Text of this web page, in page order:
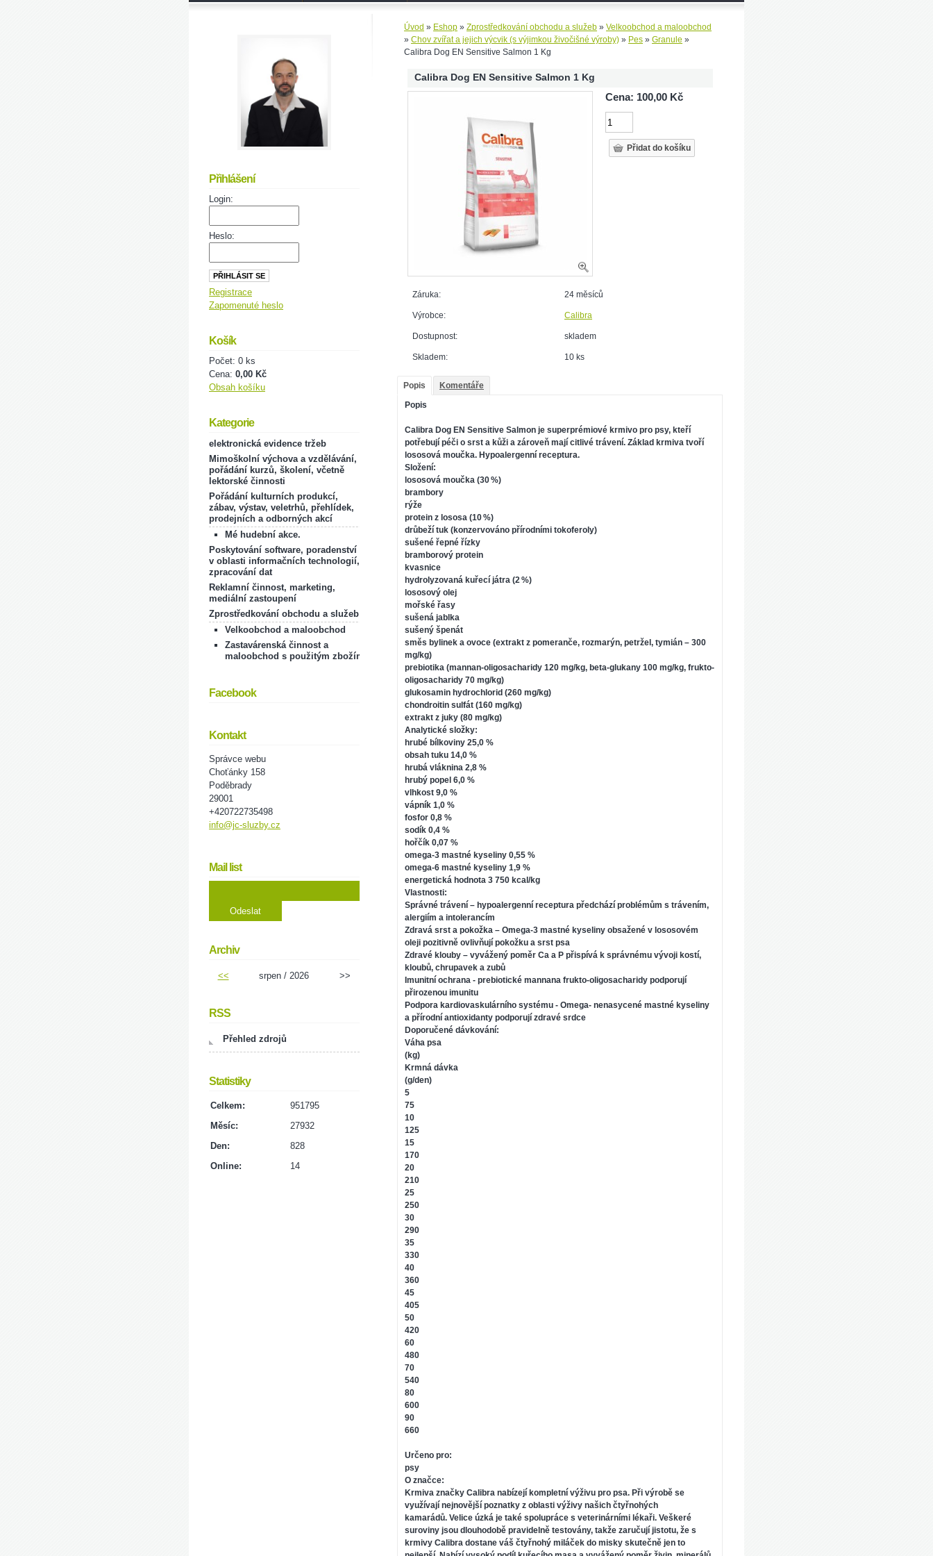
Úvod » Eshop » Zprostředkování obchodu a služeb » Velkoobchod a maloobchod
» Chov zvířat a jejich výcvik (s výjimkou živočišné výroby) » Pes » Granule »
Calibra Dog EN Sensitive Salmon 1 Kg
Calibra Dog EN Sensitive Salmon 1 Kg
Cena: 100,00 Kč
Záruka: 24 měsíců
Výrobce: Calibra
Dostupnost: skladem
Skladem: 10 ks
Popis
Komentáře
Popis
Calibra Dog EN Sensitive Salmon je superprémiové krmivo pro psy, kteří
potřebují péči o srst a kůži a zároveň mají citlivé trávení. Základ krmiva tvoří
lososová moučka. Hypoalergenní receptura.
Složení:
lososová moučka (30 %)
brambory
rýže
protein z lososa (10 %)
drůbeží tuk (konzervováno přírodními tokoferoly)
sušené řepné řízky
bramborový protein
kvasnice
hydrolyzovaná kuřecí játra (2 %)
lososový olej
mořské řasy
sušená jablka
sušený špenát
směs bylinek a ovoce (extrakt z pomeranče, rozmarýn, petržel, tymián – 300
mg/kg)
prebiotika (mannan-oligosacharidy 120 mg/kg, beta-glukany 100 mg/kg, frukto-
oligosacharidy 70 mg/kg)
glukosamin hydrochlorid (260 mg/kg)
chondroitin sulfát (160 mg/kg)
extrakt z juky (80 mg/kg)
Analytické složky:
hrubé bílkoviny 25,0 %
obsah tuku 14,0 %
hrubá vláknina 2,8 %
hrubý popel 6,0 %
vlhkost 9,0 %
vápník 1,0 %
fosfor 0,8 %
sodík 0,4 %
hořčík 0,07 %
omega-3 mastné kyseliny 0,55 %
omega-6 mastné kyseliny 1,9 %
energetická hodnota 3 750 kcal/kg
Vlastnosti:
Správné trávení – hypoalergenní receptura předchází problémům s trávením,
alergiím a intolerancím
Zdravá srst a pokožka – Omega-3 mastné kyseliny obsažené v lososovém
oleji pozitivně ovlivňují pokožku a srst psa
Zdravé klouby – vyvážený poměr Ca a P přispívá k správnému vývoji kostí,
kloubů, chrupavek a zubů
Imunitní ochrana - prebiotické mannana frukto-oligosacharidy podporují
přirozenou imunitu
Podpora kardiovaskulárního systému - Omega- nenasycené mastné kyseliny
a přírodní antioxidanty podporují zdravé srdce
Doporučené dávkování:
Váha psa
(kg)
Krmná dávka
(g/den)
5
75
10
125
15
170
20
210
25
250
30
290
35
330
40
360
45
405
50
420
60
480
70
540
80
600
90
660
Určeno pro:
psy
O značce:
Krmiva značky Calibra nabízejí kompletní výživu pro psa. Při výrobě se
využívají nejnovější poznatky z oblasti výživy našich čtyřnohých
kamarádů. Velice úzká je také spolupráce s veterinárními lékaři. Veškeré
suroviny jsou dlouhodobě pravidelně testovány, takže zaručují jistotu, že s
krmivy Calibra dostane váš čtyřnohý miláček do misky skutečně jen to
Přihlášení
Login:
Heslo:
Registrace
Zapomenuté heslo
Košík
Počet: 0 ks
Cena: 0,00 Kč
Obsah košíku
Kategorie
elektronická evidence tržeb
Mimoškolní výchova a vzdělávání,
pořádání kurzů, školení, včetně
lektorské činnosti
Pořádání kulturních produkcí,
zábav, výstav, veletrhů, přehlídek,
prodejních a odborných akcí
Mé hudební akce.
Poskytování software, poradenství
v oblasti informačních technologií,
zpracování dat
Reklamní činnost, marketing,
mediální zastoupení
Zprostředkování obchodu a služeb
Velkoobchod a maloobchod
Zastavárenská činnost a
maloobchod s použitým zbožím
Facebook
Kontakt
Správce webu
Choťánky 158
Poděbrady
29001
+420722735498
info@jc-sluzby.cz
Mail list
Archiv
<< srpen / 2026 >>
RSS
Přehled zdrojů
Statistiky
Online: 14
Celkem:
951795
Měsíc:
27932
Den:
828